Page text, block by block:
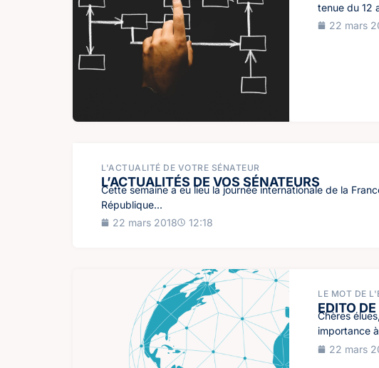
tenue du 12
22 mars
L'ACTUALITÉ DE VOTRE SÉNATEUR
L’ACTUALITÉS DE VOS SÉNATEURS
Cette semaine a eu lieu la journée internationale de la
République...
22 mars 2018
12:18
LE MOT DE
EDITO
Chères
importance
22 mars